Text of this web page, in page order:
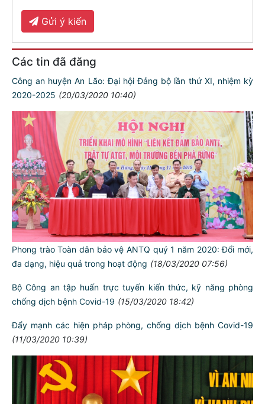
Gửi ý kiến
Các tin đã đăng
Công an huyện An Lão: Đại hội Đảng bộ lần thứ XI, nhiệm kỳ
2020-2025 (20/03/2020 10:40)
Phong trào Toàn dân bảo vệ ANTQ quý 1 năm 2020: Đổi mới,
đa dạng, hiệu quả trong hoạt động (18/03/2020 07:56)
Bộ Công an tập huấn trực tuyến kiến thức, kỹ năng phòng
chống dịch bệnh Covid-19 (15/03/2020 18:42)
Đẩy mạnh các hiện pháp phòng, chống dịch bệnh Covid-19
(11/03/2020 10:39)